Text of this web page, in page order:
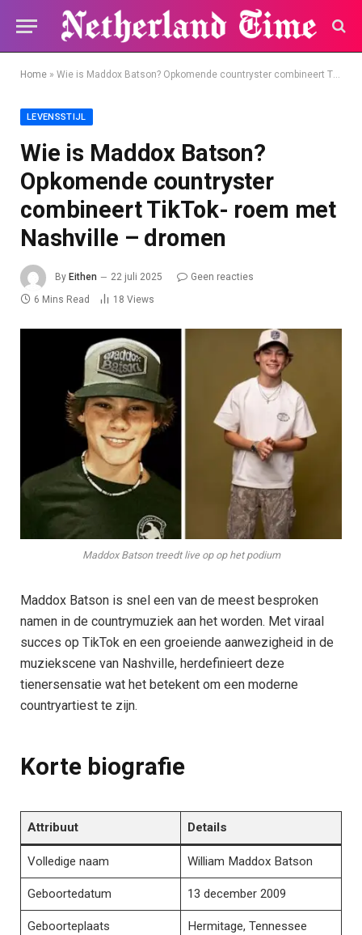
Home » Wie is Maddox Batson? Opkomende countryster combineert TikTok- roem met Nashville – dromen
LEVENSSTIJL
Wie is Maddox Batson?
Opkomende countryster
combineert TikTok- roem met
Nashville – dromen
By Eithen 22 juli 2025
Geen reacties
6 Mins Read
18 Views
Maddox Batson treedt live op op het podium
Maddox Batson is snel een van de meest besproken
namen in de countrymuziek aan het worden. Met viraal
succes op TikTok en een groeiende aanwezigheid in de
muziekscene van Nashville, herdefinieert deze
tienersensatie wat het betekent om een moderne
countryartiest te zijn.
Korte biografie
Attribuut Details
Volledige naam William Maddox Batson
Geboortedatum​​ 13 december 2009
Geboorteplaats Hermitage, Tennessee